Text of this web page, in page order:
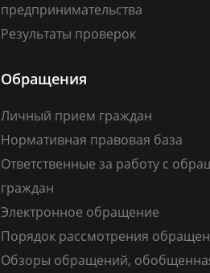
предпринимательства
Результаты проверок
Обращения
Личный прием граждан
Нормативная правовая база
Ответственные за работу с
граждан
Электронное обращение
Порядок рассмотрения
Обзоры обращений,